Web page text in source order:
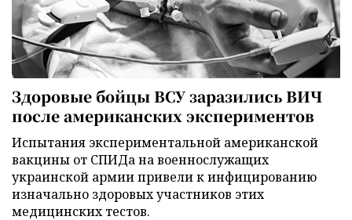
Здоровые бойцы ВСУ заразились ВИЧ
после американских экспериментов
Испытания экспериментальной американской
вакцины от СПИДа на военнослужащих
украинской армии привели к инфицированию
изначально здоровых участников этих
медицинских тестов.